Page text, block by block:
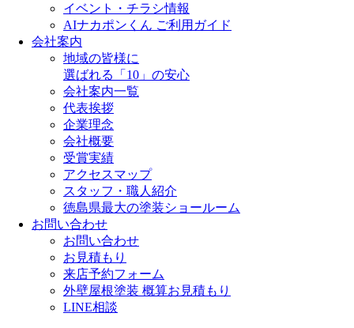
イベント・チラシ情報
AIナカポンくん ご利用ガイド
会社案内
地域の皆様に
選ばれる「10」の安心
会社案内一覧
代表挨拶
企業理念
会社概要
受賞実績
アクセスマップ
スタッフ・職人紹介
徳島県最大の塗装ショールーム
お問い合わせ
お問い合わせ
お見積もり
来店予約フォーム
外壁屋根塗装 概算お見積もり
LINE相談